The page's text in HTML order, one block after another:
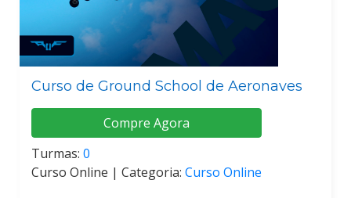
Curso de Ground School de Aeronaves
Compre Agora
Turmas: 0
Curso Online | Categoria: Curso Online